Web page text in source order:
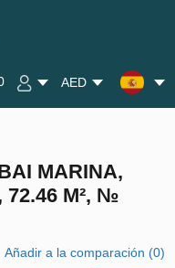
AED
MARINA,
72.46 M², №
Añadir a la comparación (0)